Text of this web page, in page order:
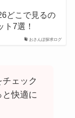
おさんぽ探求ログ
どこで見るの
ト7選！
ェック
快適に